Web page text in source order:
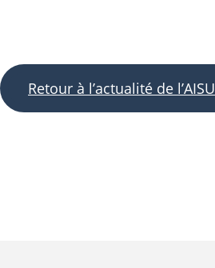
Retour à l’actualité de l’AISU